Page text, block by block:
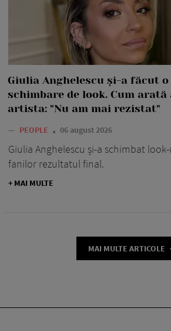
Giulia Anghelescu și-a făcut o
schimbare de look. Cum arată
artista: "Nu am mai rezistat"
— PEOPLE 06 august 2026
Giulia Anghelescu și-a schimbat
fanilor rezultatul final.
+ MAI MULTE
MAI MULTE ARTICOLE